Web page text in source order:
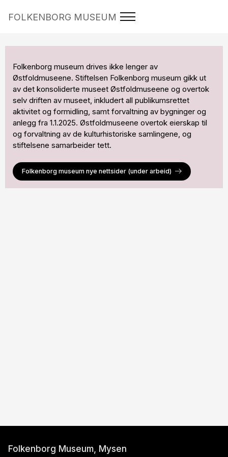
FOLKENBORG MUSEUM
Folkenborg museum drives ikke lenger av
Østfoldmuseene. Stiftelsen Folkenborg museum gikk ut
av det konsoliderte museet Østfoldmuseene og overtok
selv driften av museet, inkludert all publikumsrettet
aktivitet og formidling, samt forvaltning av bygninger og
anlegg fra 1.1.2025. Østfoldmuseene overtok eierskap til
og forvaltning av de kulturhistoriske samlingene, og
stiftelsene samarbeider tett.
Folkenborg museum nye nettsider (under arbeid)
Folkenborg Museum, Mysen